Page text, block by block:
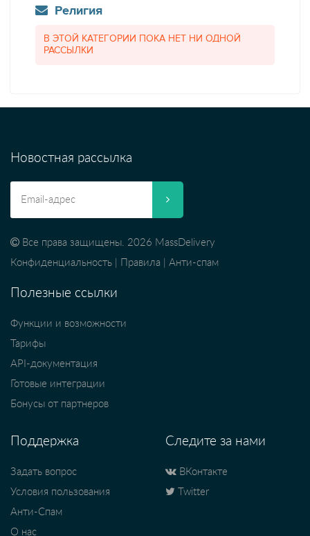
Религия
В ЭТОЙ КАТЕГОРИИ ПОКА НЕТ НИ ОДНОЙ
РАССЫЛКИ
Новостная рассылка
Все права защищены. 2026 MassDelivery
Конфиденциальность
Правила Анти-спам
Полезные ссылки
Функции и возможности
Тарифы
API-документация
Готовые интеграции
Бонусы от партнеров
Поддержка
Задать вопрос
Условия пользования
Анти-Спам
О нас
Следите за нами
ВКонтакте
Twitter